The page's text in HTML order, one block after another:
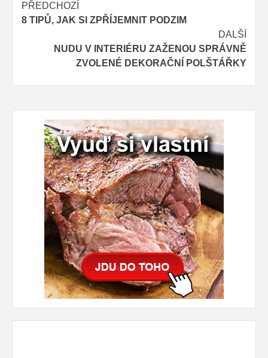
Post
navigation
PŘEDCHOZÍ
8 TIPŮ, JAK SI ZPŘÍJEMNIT PODZIM
DALŠÍ
NUDU V INTERIÉRU ZAŽENOU SPRÁVNĚ
ZVOLENÉ DEKORAČNÍ POLŠTÁŘKY